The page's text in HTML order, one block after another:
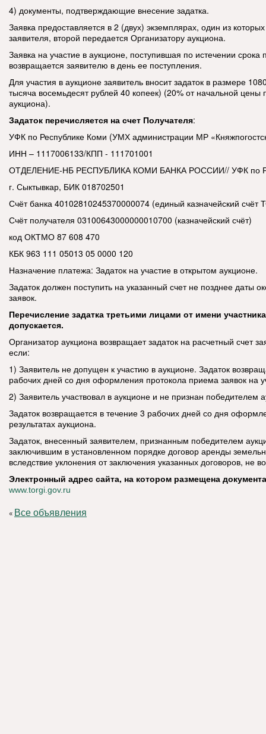
4) документы, подтверждающие внесение задатка.
Заявка предоставляется в 2 (двух) экземплярах, один из
заявителя, второй передается Организатору аукциона.
Заявка на участие в аукционе, поступившая по истечении срока
возвращается заявителю в день ее поступления.
Для участия в аукционе заявитель вносит задаток в размере
тысяча восемьдесят рублей 40 копеек) (20% от начальной цены
аукциона).
Задаток перечисляется на счет Получателя:
УФК по Республике Коми (УМХ администрации МР
ИНН – 1117006133/КПП - 111701001
ОТДЕЛЕНИЕ-НБ РЕСПУБЛИКА КОМИ БАНКА РОССИИ// УФК по
г. Сыктывкар, БИК 018702501
Счёт банка 40102810245370000074 (единый казначейский счёт
Счёт получателя 03100643000000010700 (казначейский счёт)
код ОКТМО 87 608 470
КБК 963 111 05013 05 0000 120
Назначение платежа: Задаток на участие в открытом аукционе.
Задаток должен поступить на указанный счет не позднее даты
заявок.
Перечисление задатка третьими лицами от имени
допускается.
Организатор аукциона возвращает задаток на расчетный счет
если:
1) Заявитель не допущен к участию в аукционе. Задаток
рабочих дней со дня оформления протокола приема заявок на
2) Заявитель участвовал в аукционе и не признан победителем
Задаток возвращается в течение 3 рабочих дней со дня
результатах аукциона.
Задаток, внесенный заявителем, признанным победителем
заключившим в установленном порядке договор аренды
вследствие уклонения от заключения указанных договоров, не
Электронный адрес сайта, на котором размещена
www.torgi.gov.ru
« Все объявления